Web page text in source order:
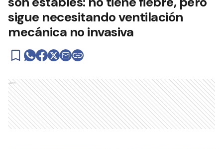
sigue necesitando ventilación
mecánica no invasiva
Ads